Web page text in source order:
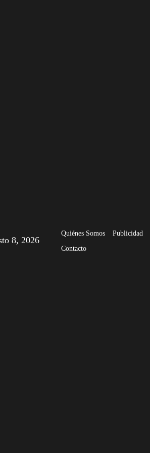
8, 2026
Quiénes Somos Publicidad
Contacto